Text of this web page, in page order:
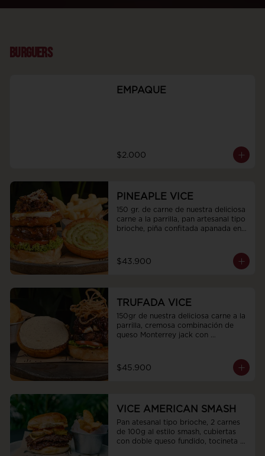
BURGUERS
EMPAQUE
$2.000
PINEAPLE VICE
150 gr. de carne de nuestra deliciosa
carne a la parrilla, pan artesanal tipo
brioche, piña confitada apanada en
y tocineta humada, acompañadas de
lechugas frescas y tomate terminada
$43.900
TRUFADA VICE
150gr de nuestra deliciosa carne a la
parrilla, cremosa combinación de
queso Monterrey jack con
toque dulce, tocineta ahumada en
trozos, pan artesanal tipo bríoche,
cebollas crocantes
$45.900
VICE AMERICAN SMASH
Pan atesanal tipo brioche, 2 carnes
de 100g al estilo smash, cubiertas
con doble queso fundido, tocineta